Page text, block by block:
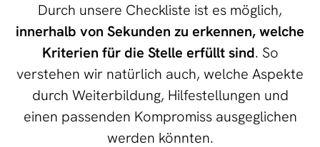
Durch unsere Checkliste ist es möglich,
innerhalb von Sekunden zu erkennen, welche
Kriterien für die Stelle erfüllt sind. So
verstehen wir natürlich auch, welche Aspekte
durch Weiterbildung, Hilfestellungen und
einen passenden Kompromiss ausgeglichen
werden könnten.